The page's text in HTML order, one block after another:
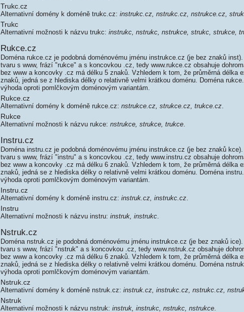
Trukc.cz
Alternativní domény k doméně trukc.cz: instrukc.cz, nstrukc.cz, nstrukce.cz,
Trukc
Alternativní možnosti k názvu trukc: instrukc, nstrukc, nstrukce, strukc, strukce,
Rukce.cz
Doména rukce.cz je podobná doménovému jménu instrukce.cz (je bez znaků
tvaru s www, frází "rukce" a s koncovkou .cz, tedy www.rukce.cz obsahuje
bez www a koncovky .cz má délku 5 znaků. Vzhledem k tom, že průměrná délka
znaků, jedná se z hlediska délky o relativně velmi krátkou doménu. Doména
výhoda oproti pomlčkovým doménovým variantám.
Rukce.cz
Alternativní domény k doméně rukce.cz: nstrukce.cz, strukce.cz, trukce.cz.
Rukce
Alternativní možnosti k názvu rukce: nstrukce, strukce, trukce.
Instru.cz
Doména instru.cz je podobná doménovému jménu instrukce.cz (je bez znaků
tvaru s www, frází "instru" a s koncovkou .cz, tedy www.instru.cz obsahuje
bez www a koncovky .cz má délku 6 znaků. Vzhledem k tom, že průměrná délka
znaků, jedná se z hlediska délky o relativně velmi krátkou doménu. Doména
výhoda oproti pomlčkovým doménovým variantám.
Instru.cz
Alternativní domény k doméně instru.cz: instruk.cz, instrukc.cz.
Instru
Alternativní možnosti k názvu instru: instruk, instrukc.
Nstruk.cz
Doména nstruk.cz je podobná doménovému jménu instrukce.cz (je bez znaků
tvaru s www, frází "nstruk" a s koncovkou .cz, tedy www.nstruk.cz obsahuje
bez www a koncovky .cz má délku 6 znaků. Vzhledem k tom, že průměrná délka
znaků, jedná se z hlediska délky o relativně velmi krátkou doménu. Doména
výhoda oproti pomlčkovým doménovým variantám.
Nstruk.cz
Alternativní domény k doméně nstruk.cz: instruk.cz, instrukc.cz, nstrukc.cz,
Nstruk
Alternativní možnosti k názvu nstruk: instruk, instrukc, nstrukc, nstrukce.